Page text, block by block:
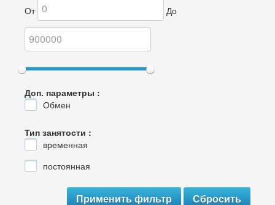
От
До
Доп. параметры :
Обмен
Тип занятости :
временная
постоянная